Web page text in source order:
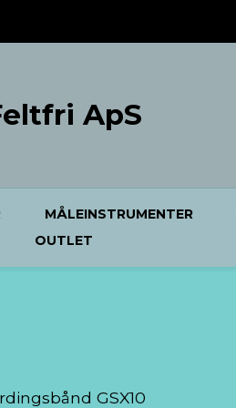
ApS
MÅLEINSTRUMENTER
OUTLET
GSX10